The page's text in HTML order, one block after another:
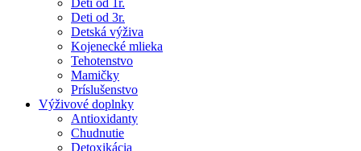
Deti od 1r.
Deti od 3r.
Detská výživa
Kojenecké mlieka
Tehotenstvo
Mamičky
Príslušenstvo
Výživové doplnky
Antioxidanty
Chudnutie
Detoxikácia